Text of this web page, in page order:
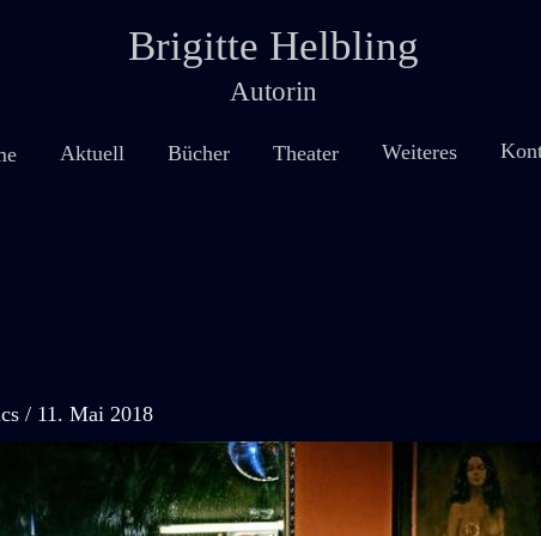
Brigitte Helbling
Autorin
Aktuell Bücher Theater Weiteres
/ 11. Mai 2018